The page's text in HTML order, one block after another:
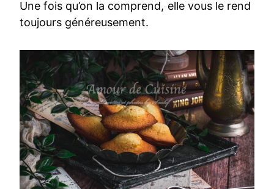
Une fois qu’on la comprend, elle vous le rend
toujours généreusement.